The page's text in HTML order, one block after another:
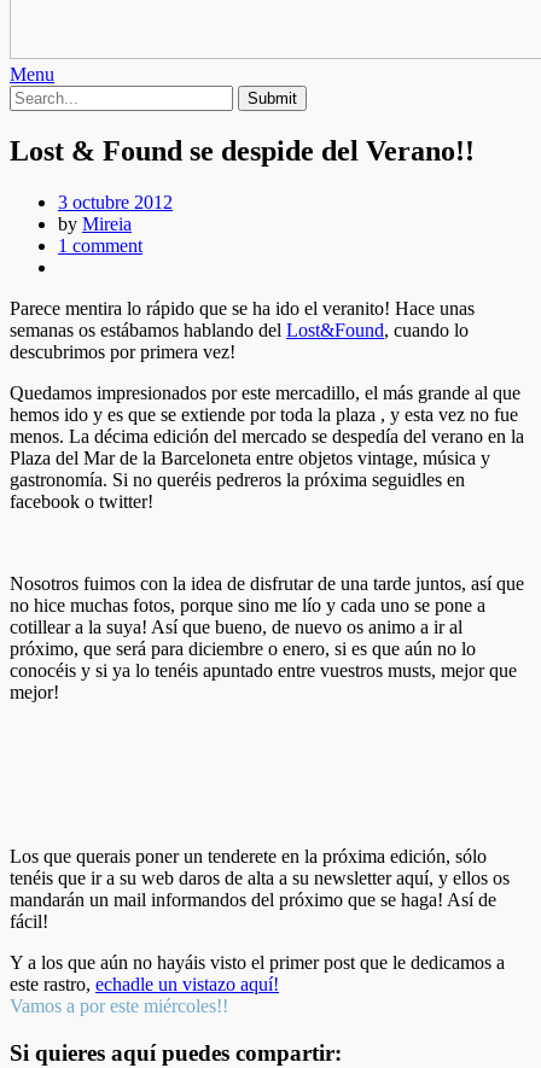
Menu
Lost & Found se despide del Verano!!
3 octubre 2012
by Mireia
1 comment
Parece mentira lo rápido que se ha ido el veranito! Hace unas
semanas os estábamos hablando del Lost&Found, cuando lo
descubrimos por primera vez!
Quedamos impresionados por este mercadillo, el más grande al que
hemos ido y es que se extiende por toda la plaza , y esta vez no fue
menos. La décima edición del mercado se despedía del verano en la
Plaza del Mar de la Barceloneta entre objetos vintage, música y
gastronomía. Si no queréis pedreros la próxima seguidles en
facebook o twitter!
Nosotros fuimos con la idea de disfrutar de una tarde juntos, así que
no hice muchas fotos, porque sino me lío y cada uno se pone a
cotillear a la suya! Así que bueno, de nuevo os animo a ir al
próximo, que será para diciembre o enero, si es que aún no lo
conocéis y si ya lo tenéis apuntado entre vuestros musts, mejor que
mejor!
Los que querais poner un tenderete en la próxima edición, sólo
tenéis que ir a su web daros de alta a su newsletter aquí, y ellos os
mandarán un mail informandos del próximo que se haga! Así de
fácil!
Y a los que aún no hayáis visto el primer post que le dedicamos a
este rastro, echadle un vistazo aquí!
Vamos a por este miércoles!!
Si quieres aquí puedes compartir: